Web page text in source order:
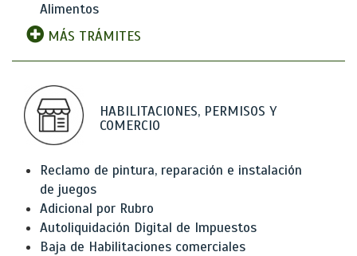
Alimentos
MÁS TRÁMITES
HABILITACIONES, PERMISOS Y
COMERCIO
Reclamo de pintura, reparación e instalación
de juegos
Adicional por Rubro
Autoliquidación Digital de Impuestos
Baja de Habilitaciones comerciales